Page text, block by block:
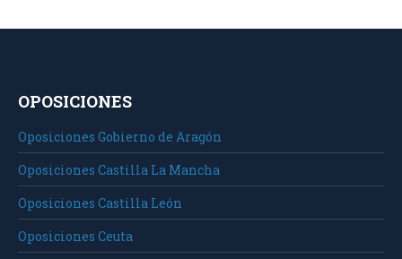
OPOSICIONES
Oposiciones Gobierno de Aragón
Oposiciones Castilla La Mancha
Oposiciones Castilla León
Oposiciones Ceuta